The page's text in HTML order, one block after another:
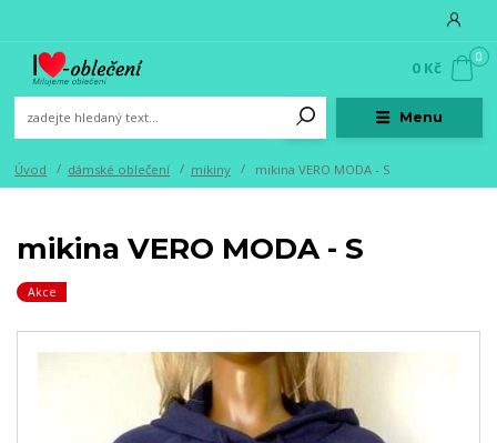
Menu
0
0 Kč
Úvod dámské oblečení mikiny mikina VERO MODA - S
mikina VERO MODA - S
Akce